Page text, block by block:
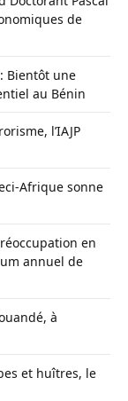
de
Bientôt une
au Bénin
l’IAJP
Afrique sonne
en
annuel de
à
et huîtres, le